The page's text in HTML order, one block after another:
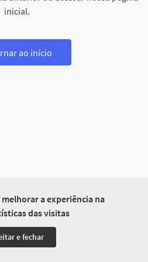
a experiência na
das visitas
e fechar
inicial.
ao início